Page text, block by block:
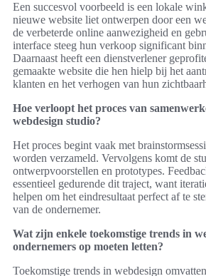
Een succesvol voorbeeld is een lokale
nieuwe website liet ontwerpen door een
de verbeterde online aanwezigheid en
interface steeg hun verkoop significant
Daarnaast heeft een dienstverlener
gemaakte website die hen hielp bij het
klanten en het verhogen van hun
Hoe verloopt het proces van
webdesign studio?
Het proces begint vaak met
worden verzameld. Vervolgens komt de
ontwerpvoorstellen en prototypes.
essentieel gedurende dit traject, want
helpen om het eindresultaat perfect af te
van de ondernemer.
Wat zijn enkele toekomstige trends in
ondernemers op moeten letten?
Toekomstige trends in webdesign